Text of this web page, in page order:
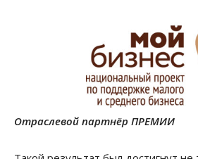
Отраслевой партнёр ПРЕМИИ